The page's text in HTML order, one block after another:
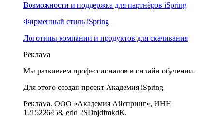
Возможности и поддержка для партнёров iSpring
Фирменный стиль iSpring
Логотипы компании и продуктов для скачивания
Реклама
Мы развиваем профессионалов в онлайн обучении.
Для этого создан проект Академия iSpring
Реклама. ООО «Академия Айспринг», ИНН
1215226458, erid 2SDnjdfmkdK.